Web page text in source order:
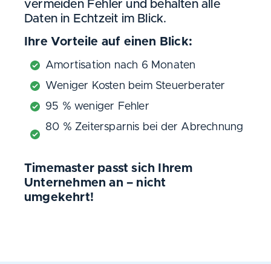
vermeiden Fehler und behalten alle
Daten in Echtzeit im Blick.
Ihre Vorteile auf einen Blick:
Amortisation nach 6 Monaten
Weniger Kosten beim Steuerberater
95 % weniger Fehler
80 % Zeitersparnis bei der Abrechnung
Timemaster passt sich Ihrem
Unternehmen an – nicht
umgekehrt!